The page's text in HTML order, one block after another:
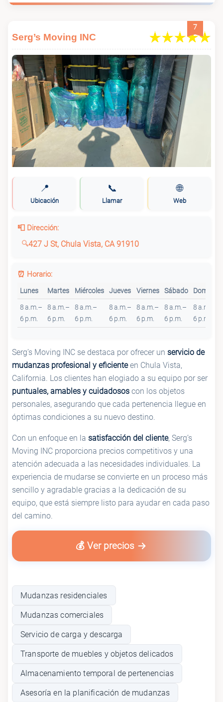
7
Serg’s Moving INC
📍
Ubicación
📞
Llamar
🌐
Web
📮 Dirección:
427 J St, Chula Vista, CA 91910
⏰ Horario:
Lunes Martes Miércoles Jueves Viernes Sábado Domingo
8 a.m.–
6 p.m.
8 a.m.–
6 p.m.
8 a.m.–
6 p.m.
8 a.m.–
6 p.m.
8 a.m.–
6 p.m.
8 a.m.–
6 p.m.
8 a.m.–
6 p.m.
Serg’s Moving INC se destaca por ofrecer un servicio de
mudanzas profesional y eficienteen Chula Vista,
California. Los clientes han elogiado a su equipo por ser
puntuales, amables y cuidadosos con los objetos
personales, asegurando que cada pertenencia llegue en
óptimas condiciones a su nuevo destino.
Con un enfoque en la satisfacción del cliente, Serg’s
Moving INC proporciona precios competitivos y una
atención adecuada a las necesidades individuales. La
experiencia de mudarse se convierte en un proceso más
sencillo y agradable gracias a la dedicación de su
equipo, que está siempre listo para ayudar en cada paso
del camino.
💰 Ver precios
Mudanzas residenciales
Mudanzas comerciales
Servicio de carga y descarga
Transporte de muebles y objetos delicados
Almacenamiento temporal de pertenencias
Asesoría en la planificación de mudanzas